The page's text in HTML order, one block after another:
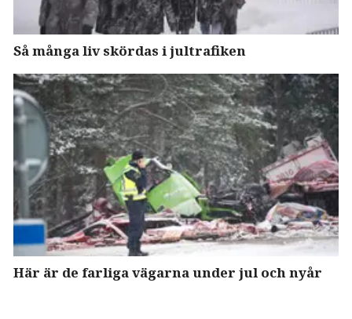
Så många liv skördas i jultrafiken
Här är de farliga vägarna under jul och nyår